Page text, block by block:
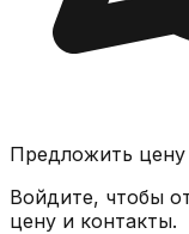
Предложить
Войдите, чтобы
цену и контакты.